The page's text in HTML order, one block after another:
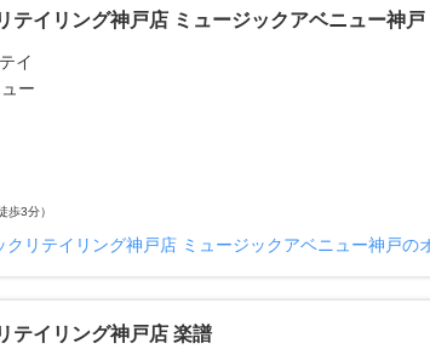
テイリング神戸店 ミュージックアベニュー神戸
歩3分）
リテイリング神戸店 ミュージックアベニュー神戸の
テイリング神戸店 楽譜